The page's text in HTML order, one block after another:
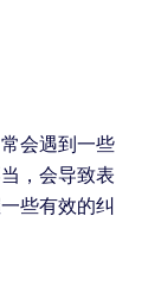
会遇到一些
，会导致表
些有效的纠